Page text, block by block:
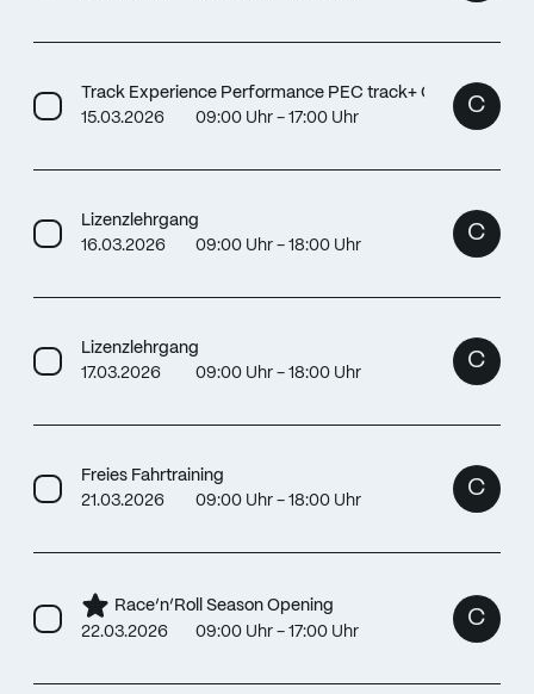
Track Experience Performance PEC track+ GPK
15.03.2026
09:00 Uhr - 17:00 Uhr
C
Lizenzlehrgang
16.03.2026
09:00 Uhr - 18:00 Uhr
C
Lizenzlehrgang
17.03.2026
09:00 Uhr - 18:00 Uhr
C
Freies Fahrtraining
21.03.2026
09:00 Uhr - 18:00 Uhr
C
Race’n’Roll Season Opening
22.03.2026
09:00 Uhr - 17:00 Uhr
C